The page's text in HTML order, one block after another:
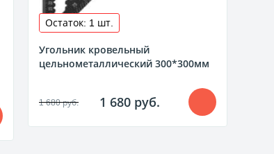
Остаток: 1 шт.
Угольник кровельный
цельнометаллический 300*300мм
1 680 руб. 1 680 руб.